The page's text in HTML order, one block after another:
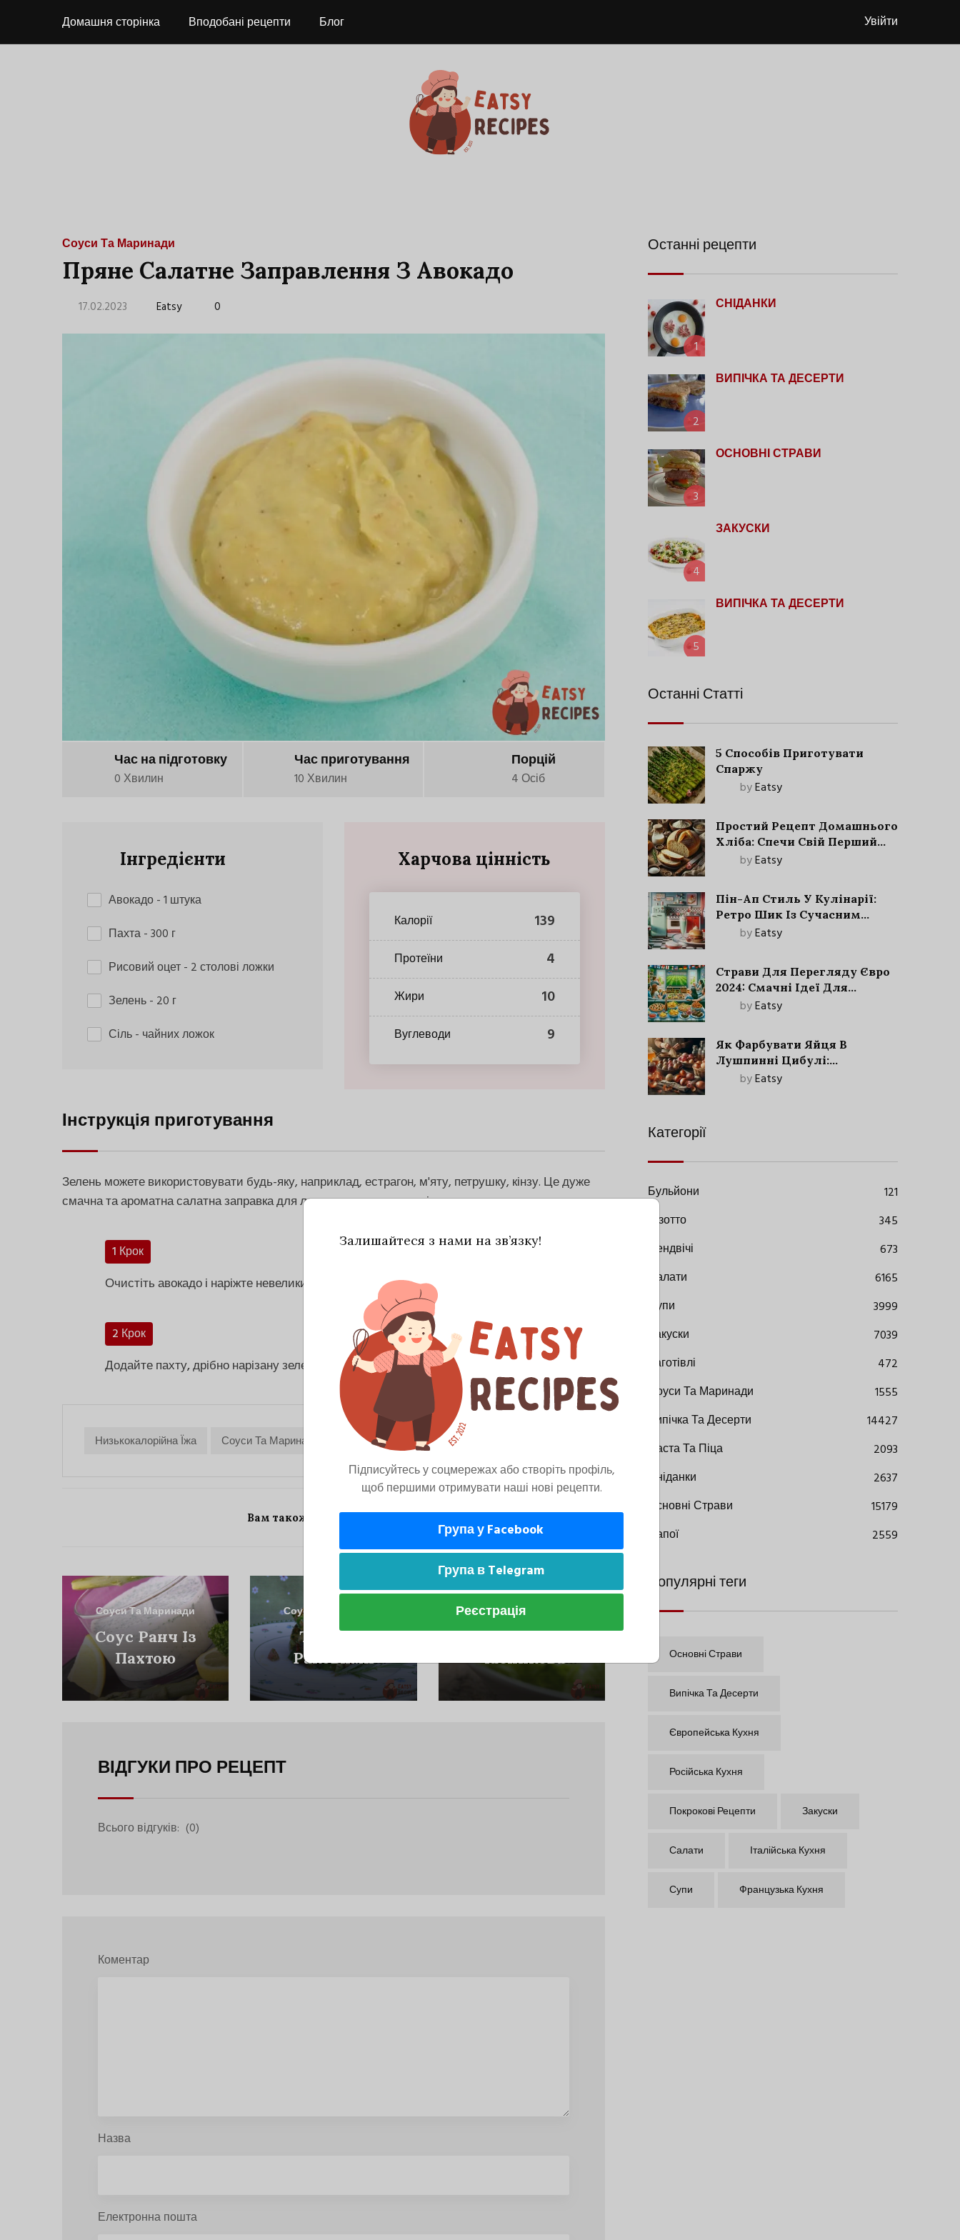
Домашня сторінка Вподобані рецепти Блог Увійти
Соуси Та Маринади
Пряне Салатне Заправлення З Авокадо
17.02.2023 Eatsy 0
Час на підготовку
0 Хвилин
Час приготування
10 Хвилин
Порцій
4 Осіб
Інгредієнти
Авокадо- 1 штука
Пахта- 300 г
Рисовий оцет- 2 столові ложки
Зелень- 20 г
Сіль- чайних ложок
Харчова цінність
Калорії 139
Протеїни 4
Жири 10
Вуглеводи 9
Інструкція приготування
Зелень можете використовувати будь-яку, наприклад, естрагон, м'яту, петрушку, кінзу. Це дуже
смачна та ароматна салатна заправка для легких весняних салатів.
1 Крок
Очистіть авокадо і наріжте невеликими шматочками. Перекладіть у блендер.
2 Крок
Додайте пахту, дрібно нарізану зелень, оцет та сіль. Збийте до однорідної маси.
Низькокалорійна Їжа Соуси Та Маринади
Вам також може сподобатися
Соуси Та Маринади
Соус Ранч Із
Пахтою
Соуси Та Маринади
Тартар З
Раковими
Шийками Та
Авокадо
Соуси Та Маринади
Сирно-
Часникова
Салатна
Заправка
ВІДГУКИ ПРО РЕЦЕПТ
Всього відгуків: (0)
Коментар
Назва
Електронна пошта
Останні рецепти
1
СНІДАНКИ
2
ВИПІЧКА ТА ДЕСЕРТИ
3
ОСНОВНІ СТРАВИ
4
ЗАКУСКИ
5
ВИПІЧКА ТА ДЕСЕРТИ
Останні Статті
5 Способів Приготувати
Спаржу
byEatsy
Простий Рецепт Домашнього
Хліба: Спечи Свій Перший
Запашний Хліб!
byEatsy
Пін-Ап Стиль У Кулінарії:
Ретро Шик Із Сучасним
Акцентом
byEatsy
Страви Для Перегляду Євро
2024: Смачні Ідеї Для
Футбольного Свята
byEatsy
Як Фарбувати Яйця В
Лушпинні Цибулі:
Старовинний Метод З
byEatsy
Категорії
Бульйони
121
Різотто
345
Сендвічі
673
Салати
6165
Супи
3999
Закуски
7039
Заготівлі
472
Соуси Та Маринади
1555
Випічка Та Десерти
14427
Паста Та Піца
2093
Сніданки
2637
Основні Страви
15179
Напої
2559
Популярні теги
Основні Страви
Випічка Та Десерти
Європейська Кухня
Російська Кухня
Покрокові Рецепти Закуски
Салати Італійська Кухня
Супи Французька Кухня
Залишайтеся з нами на зв’язку!
Підписуйтесь у соцмережах або створіть профіль,
щоб першими отримувати наші нові рецепти.
Група у Facebook
Група в Telegram
Реєстрація